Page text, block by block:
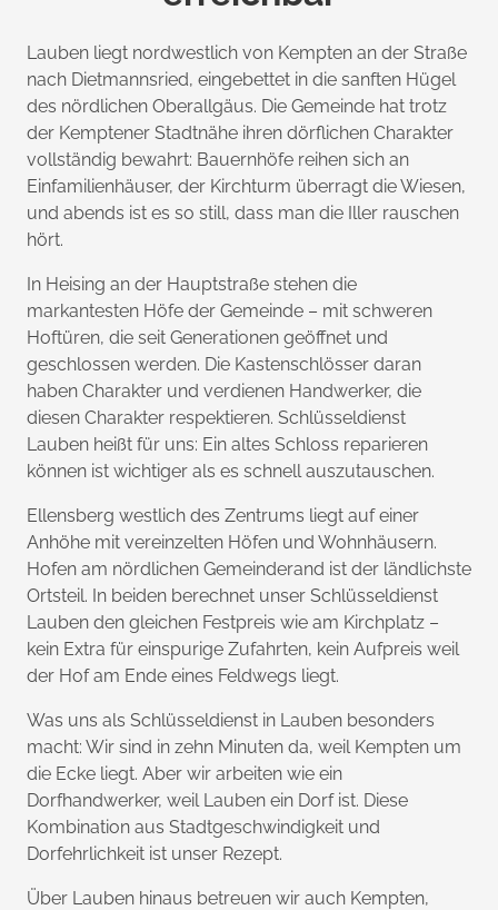
Lauben liegt nordwestlich von Kempten an der Straße
nach Dietmannsried, eingebettet in die sanften Hügel
des nördlichen Oberallgäus. Die Gemeinde hat trotz
der Kemptener Stadtnähe ihren dörflichen Charakter
vollständig bewahrt: Bauernhöfe reihen sich an
Einfamilienhäuser, der Kirchturm überragt die Wiesen,
und abends ist es so still, dass man die Iller rauschen
hört.
In Heising an der Hauptstraße stehen die
markantesten Höfe der Gemeinde – mit schweren
Hoftüren, die seit Generationen geöffnet und
geschlossen werden. Die Kastenschlösser daran
haben Charakter und verdienen Handwerker, die
diesen Charakter respektieren. Schlüsseldienst
Lauben heißt für uns: Ein altes Schloss reparieren
können ist wichtiger als es schnell auszutauschen.
Ellensberg westlich des Zentrums liegt auf einer
Anhöhe mit vereinzelten Höfen und Wohnhäusern.
Hofen am nördlichen Gemeinderand ist der ländlichste
Ortsteil. In beiden berechnet unser Schlüsseldienst
Lauben den gleichen Festpreis wie am Kirchplatz –
kein Extra für einspurige Zufahrten, kein Aufpreis weil
der Hof am Ende eines Feldwegs liegt.
Was uns als Schlüsseldienst in Lauben besonders
macht: Wir sind in zehn Minuten da, weil Kempten um
die Ecke liegt. Aber wir arbeiten wie ein
Dorfhandwerker, weil Lauben ein Dorf ist. Diese
Kombination aus Stadtgeschwindigkeit und
Dorfehrlichkeit ist unser Rezept.
Über Lauben hinaus betreuen wir auch Kempten,